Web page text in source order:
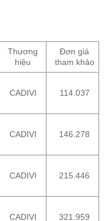
Thương
hiệu
Đơn giá
tham khảo
CADIVI 114.037
CADIVI 146.278
CADIVI 215.446
CADIVI 321.959